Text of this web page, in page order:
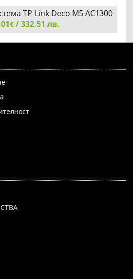
TP-Link Deco M5 AC1300
(2-pack)
€/ 332.51 лв.